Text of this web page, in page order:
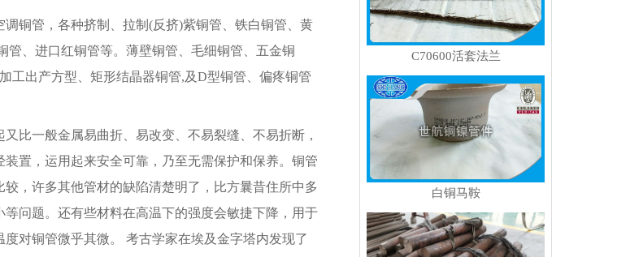
铜管，各种挤制、拉制(反挤)紫铜管、铁白铜管、黄
、进口红铜管等。薄壁铜管、毛细铜管、五金铜
出产方型、矩形结晶器铜管,及D型铜管、偏疼铜管
一般金属易曲折、易改变、不易裂缝、不易折断，
置，运用起来安全可靠，乃至无需保护和保养。铜管
，许多其他管材的缺陷清楚明了，比方曩昔住所中多
问题。还有些材料在高温下的强度会敏捷下降，用于
对铜管微乎其微。 考古学家在埃及金字塔内发现了
C70600活套法兰
白铜马鞍